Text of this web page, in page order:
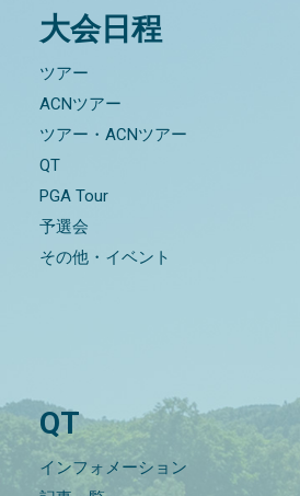
大会日程
ツアー
ACNツアー
ツアー・ACNツアー
QT
PGA Tour
予選会
その他・イベント
QT
インフォメーション